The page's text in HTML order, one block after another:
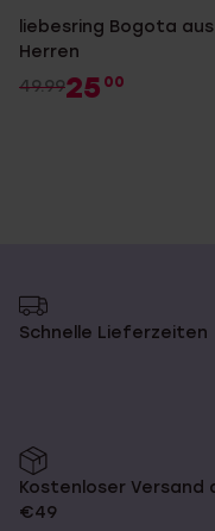
liebesring Bogota
Herren
49.9925 00
Schnelle Lieferzeiten
Kostenloser Versand
€49